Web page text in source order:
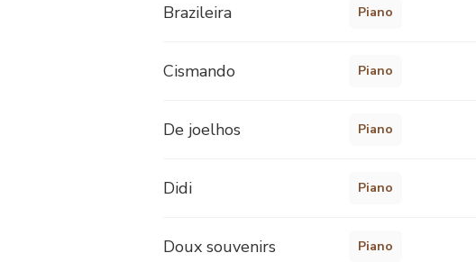
Brazileira Piano
Cismando Piano
De joelhos Piano
Didi Piano
Doux souvenirs Piano